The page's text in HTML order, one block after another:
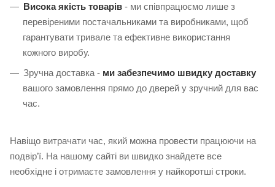
Висока якість товарів - ми співпрацюємо лише з
перевіреними постачальниками та виробниками, щоб
гарантувати тривале та ефективне використання
кожного виробу.
Зручна доставка - ми забезпечимо швидку доставку
вашого замовлення прямо до дверей у зручний для вас
час.
Навіщо витрачати час, який можна провести працюючи на
подвір’ї. На нашому сайті ви швидко знайдете все
необхідне і отримаєте замовлення у найкоротші строки.